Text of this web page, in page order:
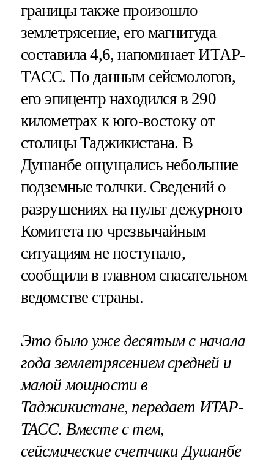
границы также произошло
землетрясение, его магнитуда
составила 4,6, напоминает ИТАР-
ТАСС. По данным сейсмологов,
его эпицентр находился в 290
километрах к юго-востоку от
столицы Таджикистана. В
Душанбе ощущались небольшие
подземные толчки. Сведений о
разрушениях на пульт дежурного
Комитета по чрезвычайным
ситуациям не поступало,
сообщили в главном спасательном
ведомстве страны.
Это было уже десятым с начала
года землетрясением средней и
малой мощности в
Таджикистане, передает ИТАР-
ТАСС. Вместе с тем,
сейсмические счетчики Душанбе